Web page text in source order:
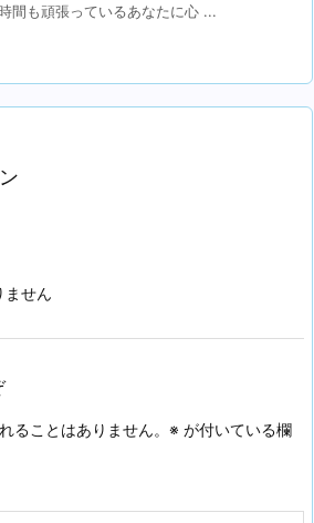
間も頑張っているあなたに心 ...
ません
ることはありません。 ※ が付いている欄